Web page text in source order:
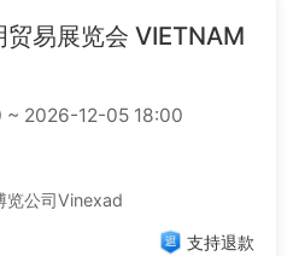
易展览会 VIETNAM
2026-12-05 18:00
览公司Vinexad
支持退款